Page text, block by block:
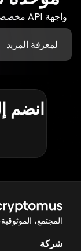
واجهة API مخصصة لكل أداة. بسيطة، سريعة، وموثقة بالكامل
لمعرفة المزيد
انضم
المجتمع،
شركة